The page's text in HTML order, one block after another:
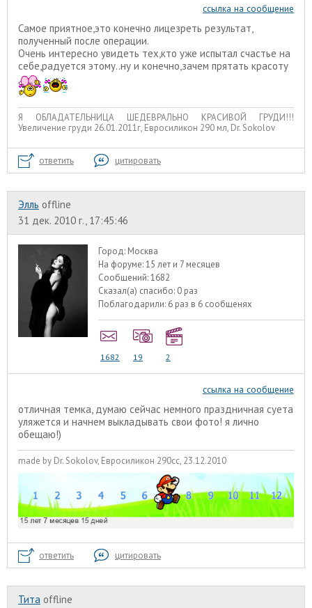
ссылка на сообщение
Самое приятное,это конечно лицезреть результат,
полученный после операции.
Очень интересно увидеть тех,кто уже испытал счастье на
себе,радуется этому..ну и конечно,зачем прятать красоту
Я ОБЛАДАТЕЛЬНИЦА ШЕДЕВРАЛЬНО КРАСИВОЙ ГРУДИ!!!
Увеличение груди 26.01.2011г, Евросиликон 290 мл, Dr. Sokolov
ответить цитировать
Элль offline
31 дек. 2010 г., 17:45:46
Город: Москва
На форуме:15 лет и 7 месяцев
Сообщений:1682
Сказал(а) спасибо: 0 раз
Поблагодарили: 6 раз в 6 сообщенях
1682 19 2
ссылка на сообщение
отличная темка, думаю сейчас немного праздничная суета
уляжется и начнем выкладывать свои фото! я лично
обещаю!)
made by Dr. Sokolov, Евросиликон 290сс, 23.12.2010
ответить цитировать
Тита offline